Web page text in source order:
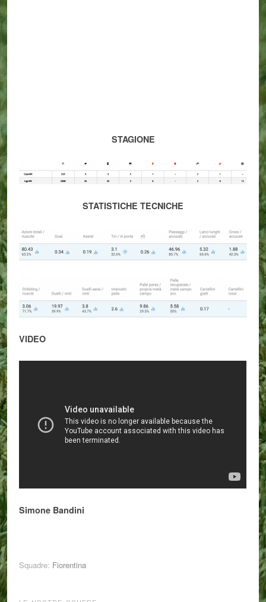
STAGIONE
STATISTICHE TECNICHE
VIDEO
Simone Bandini
Squadre: Fiorentina